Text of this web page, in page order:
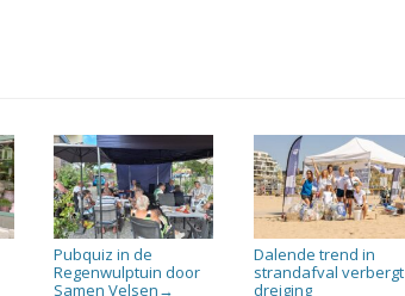
Pubquiz in de
Regenwulptuin door
Samen Velsen →
Dalende trend in
strandafval verbergt
dreiging